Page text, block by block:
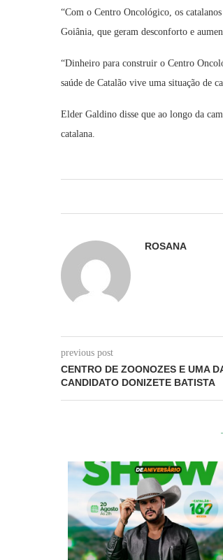
“Com o Centro Oncológico, os
Goiânia, que geram desconforto e
“Dinheiro para construir o Centro
saúde de Catalão vive uma situação de
Elder Galdino disse que ao longo da
catalana.
ROSANA
previous post
CENTRO DE ZOONOZES E UMA
CANDIDATO DONIZETE BATISTA